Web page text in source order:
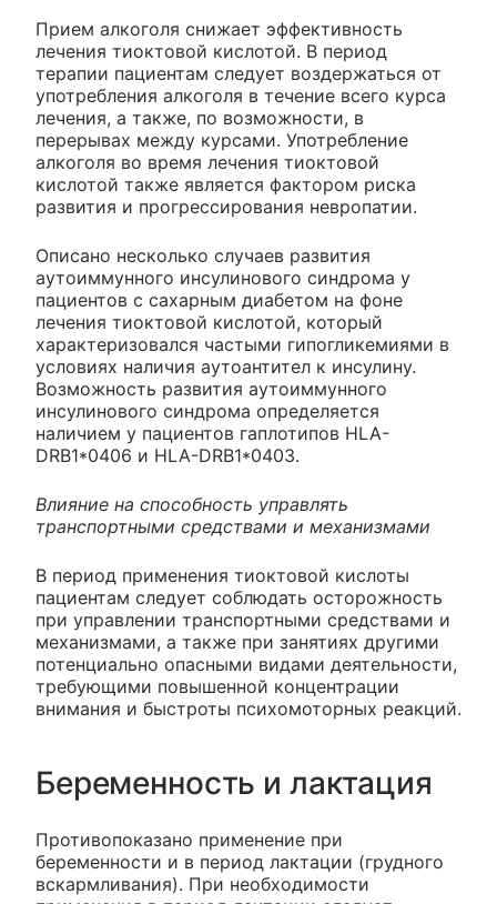
Прием алкоголя снижает эффективность
лечения тиоктовой кислотой. В период
терапии пациентам следует воздержаться от
употребления алкоголя в течение всего курса
лечения, а также, по возможности, в
перерывах между курсами. Употребление
алкоголя во время лечения тиоктовой
кислотой также является фактором риска
развития и прогрессирования невропатии.
Описано несколько случаев развития
аутоиммунного инсулинового синдрома у
пациентов с сахарным диабетом на фоне
лечения тиоктовой кислотой, который
характеризовался частыми гипогликемиями в
условиях наличия аутоантител к инсулину.
Возможность развития аутоиммунного
инсулинового синдрома определяется
наличием у пациентов гаплотипов HLA-
DRB1*0406 и HLA-DRB1*0403.
Влияние на способность управлять
транспортными средствами и механизмами
В период применения тиоктовой кислоты
пациентам следует соблюдать осторожность
при управлении транспортными средствами и
механизмами, а также при занятиях другими
потенциально опасными видами деятельности,
требующими повышенной концентрации
внимания и быстроты психомоторных реакций.
Беременность и лактация
Противопоказано применение при
беременности и в период лактации (грудного
вскармливания). При необходимости